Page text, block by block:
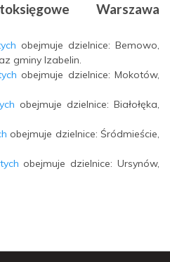
Warszawa
obejmuje dzielnice: Bemowo,
gminy Izabelin.
obejmuje dzielnice: Mokotów,
obejmuje dzielnice: Białołęka,
obejmuje dzielnice: Śródmieście,
obejmuje dzielnice: Ursynów,